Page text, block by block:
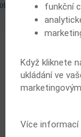
plyšákfunkční
Když kliknete
ukládání ve
Více informací